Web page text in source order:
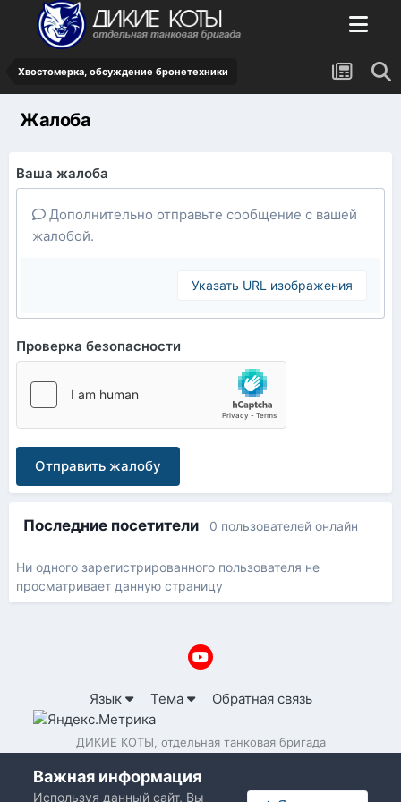
Хвостомерка, обсуждение бронетехники
Жалоба
Ваша жалоба
Дополнительно отправьте сообщение с вашей
жалобой.
Указать URL изображения
Проверка безопасности
Отправить жалобу
Последние посетители 0 пользователей онлайн
Ни одного зарегистрированного пользователя не
просматривает данную страницу
Язык Тема Обратная связь
ДИКИЕ КОТЫ, отдельная танковая бригада
Важная информация
Используя данный сайт, Вы